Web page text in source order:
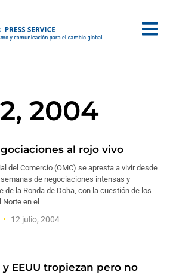
2004
al rojo vivo
del Comercio (OMC) se apresta a vivir desde
de negociaciones intensas y
de la Ronda de Doha, con la cuestión de los
en el
12 julio, 2004
y EEUU tropiezan pero no